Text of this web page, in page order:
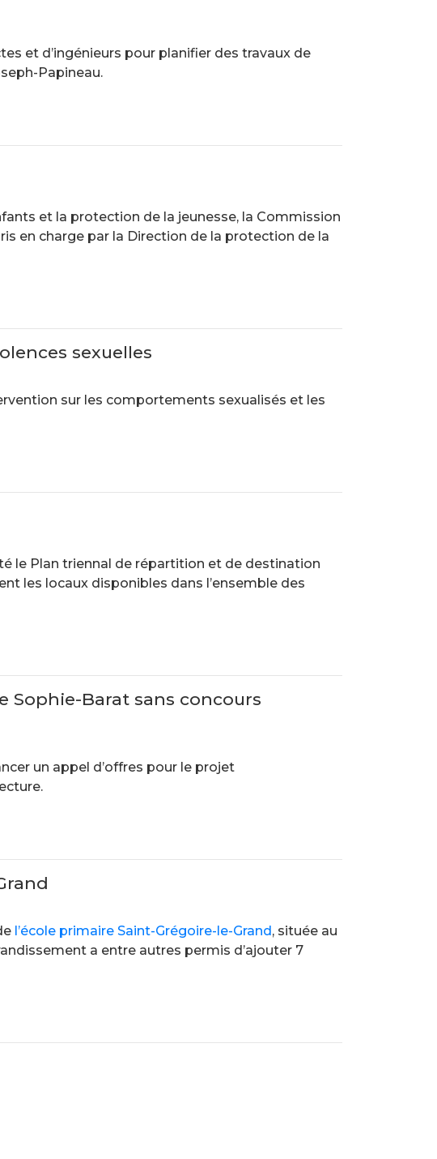
et d’ingénieurs pour planifier des travaux de
Papineau.
et la protection de la jeunesse, la Commission
en charge par la Direction de la protection de la
sexuelles
sur les comportements sexualisés et les
le Plan triennal de répartition et de destination
les locaux disponibles dans l’ensemble des
Sophie-Barat sans concours
un appel d’offres pour le projet
l’école primaire Saint-Grégoire-le-Grand, située au
a entre autres permis d’ajouter 7